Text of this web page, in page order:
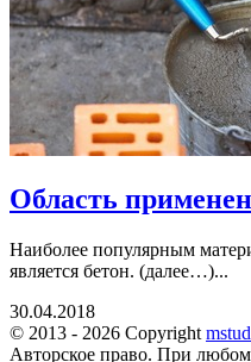
Область
Наиболее популярным
является бетон. (далее…)...
30.04.2018
© 2013 - 2026 Copyright
Авторское право. При